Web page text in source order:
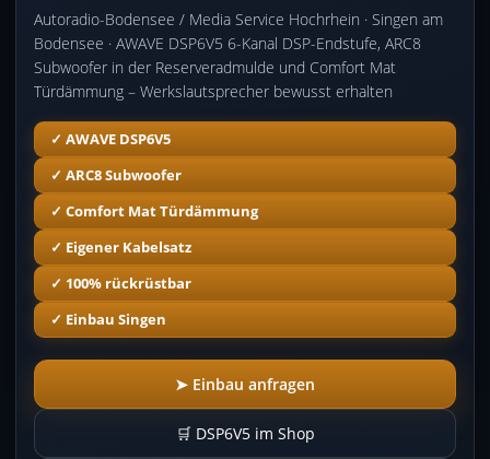
Autoradio-Bodensee / Media Service Hochrhein · Singen am
Bodensee · AWAVE DSP6V5 6-Kanal DSP-Endstufe, ARC8
Subwoofer in der Reserveradmulde und Comfort Mat
Türdämmung – Werkslautsprecher bewusst erhalten
✓ AWAVE DSP6V5
✓ ARC8 Subwoofer
✓ Comfort Mat Türdämmung
✓ Eigener Kabelsatz
✓ 100% rückrüstbar
✓ Einbau Singen
➤ Einbau anfragen
🛒 DSP6V5 im Shop